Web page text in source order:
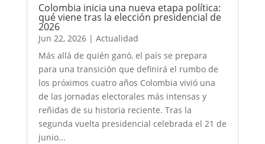
Colombia inicia una nueva etapa política:
qué viene tras la elección presidencial de
2026
Jun 22, 2026| Actualidad
Más allá de quién ganó, el país se prepara
para una transición que definirá el rumbo de
los próximos cuatro años Colombia vivió una
de las jornadas electorales más intensas y
reñidas de su historia reciente. Tras la
segunda vuelta presidencial celebrada el 21 de
junio...